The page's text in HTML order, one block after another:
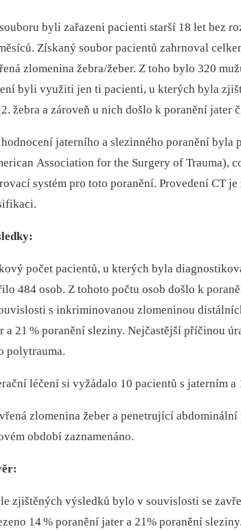
byli zařazeni pacienti starší 18 let bez
Získaný soubor pacientů zahrnoval
zlomenina žebra/žeber. Z toho bylo 320
byli využiti jen ti pacienti, u kterých byla
žebra a zároveň u nich došlo k poranění jater
hodnocení jaterního a slezinného poranění byla
Association for the Surgery of Trauma),
systém pro toto poranění. Provedení CT
počet pacientů, u kterých byla
484 osob. Z tohoto počtu osob došlo k
s inkriminovanou zlomeninou
a 21 % poranění sleziny. Nejčastější příčinou
poly­trauma.
léčení si vyžádalo 10 pacientů s jaterním
zlomenina žeber a penetrující
období zaznamenáno.
zjištěných výsledků bylo v souvislosti se
14% poranění jater a 21% poranění